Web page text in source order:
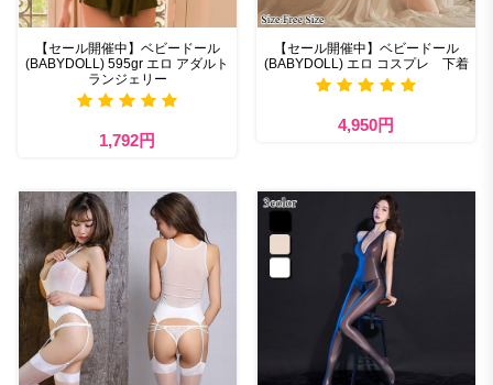
【セール開催中】ベビードール
(BABYDOLL) 595gr エロ アダルト
ランジェリー
1,792円
【セール開催中】ベビードール
(BABYDOLL) エロ コスプレ 下着
4,950円